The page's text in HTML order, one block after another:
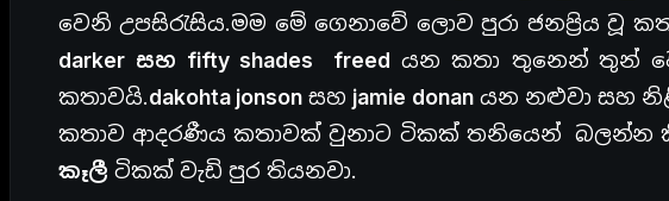
වෙනි උපසිරැසිය.මම මේ ගෙනාවේ ලොව පුරා ජනප්‍රිය වූ
darker සහ fifty shades freed යන කතා තුනෙන් තුන්
කතාවයි.dakohta jonson සහ jamie donanයන නළුවා සහ
කතාව ආදරණීය කතාවක් වුනාට ටිකක් තනියෙන් බලන්න
කෑලී ටිකක් වැඩි පුර තියනවා.